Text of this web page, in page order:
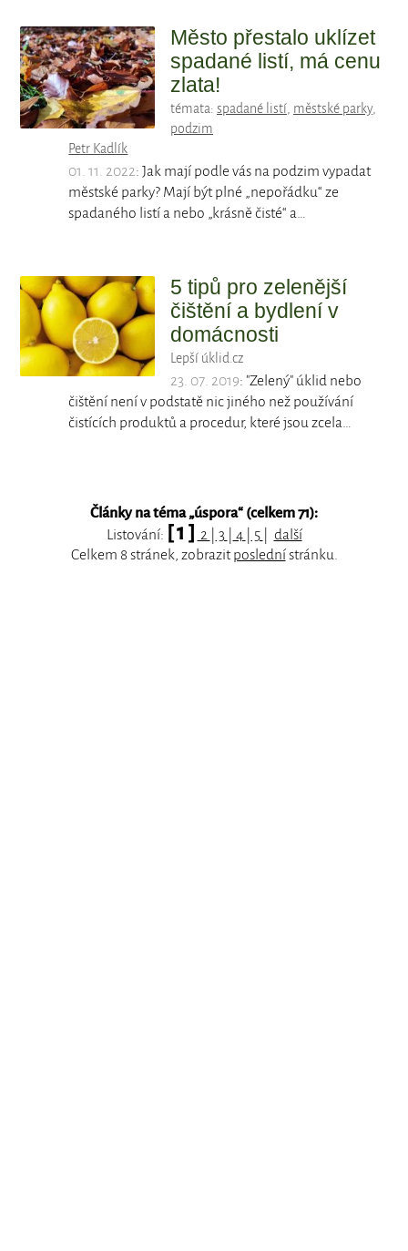
Město přestalo uklízet
spadané listí, má cenu
zlata!
témata: spadané listí, městské parky,
podzim
Petr Kadlík
01. 11. 2022: Jak mají podle vás na podzim vypadat
městské parky? Mají být plné „nepořádku“ ze
spadaného listí a nebo „krásně čisté“ a…
5 tipů pro zelenější
čištění a bydlení v
domácnosti
Lepší úklid.cz
23. 07. 2019: "Zelený" úklid nebo
čištění není v podstatě nic jiného než používání
čistících produktů a procedur, které jsou zcela…
Články na téma „úspora“ (celkem 71):
Listování: [ 1 ] 2 3 4 5
další
Celkem 8 stránek, zobrazitposlednístránku.